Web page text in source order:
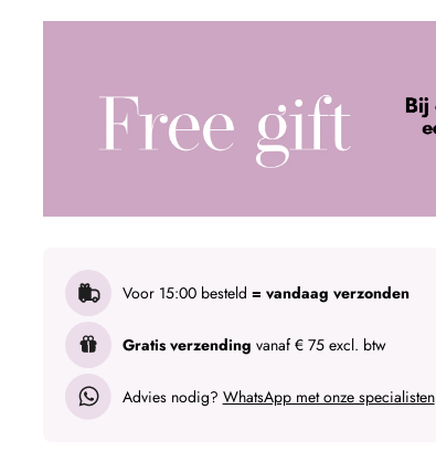
Voor 15:00 besteld = vandaag verzonden
Gratis verzending vanaf € 75 excl. btw
Advies nodig? WhatsApp met onze specialisten